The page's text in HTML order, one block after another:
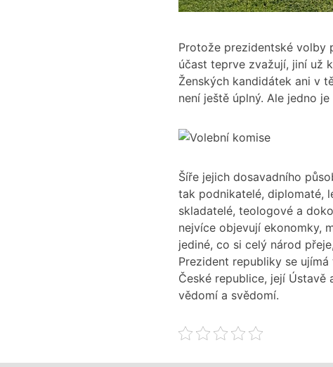
Protože prezidentské volby
účast teprve zvažují, jiní už
Ženských kandidátek ani v
není ještě úplný. Ale jedno
Šíře jejich dosavadního
tak podnikatelé, diplomaté,
skladatelé, teologové a
nejvíce objevují ekonomky,
jediné, co si celý národ
Prezident republiky se
České republice, její Ústavě
vědomí a svědomí.